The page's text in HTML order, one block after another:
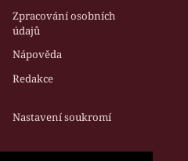
Zpracování osobních
údajů
Nápověda
Redakce
Nastavení soukromí